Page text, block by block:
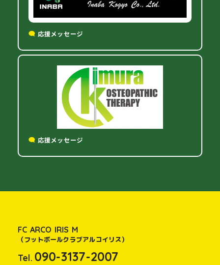
応援メッセージ
応援メッセージ
FC ARCO IRIS M
（フットボールクラブアルコイリス）
Tel. 090-3137-2007